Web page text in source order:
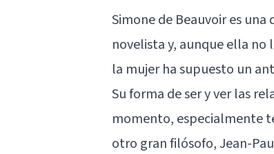
Simone de Beauvoir es una
novelista y, aunque ella no
la mujer ha supuesto un
Su forma de ser y ver las
momento, especialmente
otro gran filósofo, Jean-